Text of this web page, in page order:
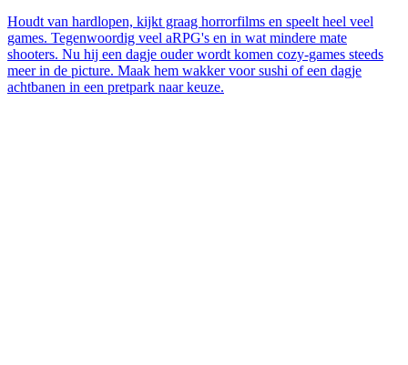
Houdt van hardlopen, kijkt graag horrorfilms en speelt heel veel
games. Tegenwoordig veel aRPG's en in wat mindere mate
shooters. Nu hij een dagje ouder wordt komen cozy-games steeds
meer in de picture. Maak hem wakker voor sushi of een dagje
achtbanen in een pretpark naar keuze.